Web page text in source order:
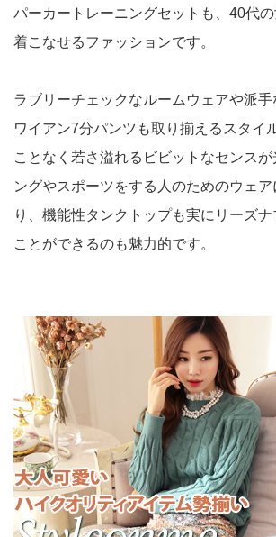
パーカートレーニングセットも、40代
着こなせるファッションです。
ラブリーチェックなルームウェアや派
ワイアン7分パンツも取り揃えるスタイ
ことなく若さ溢れるビビットなセンス
ングやスポーツをする人のためのウェ
り、機能性タンクトップも実にリーズナ
ことができるのも魅力的です。